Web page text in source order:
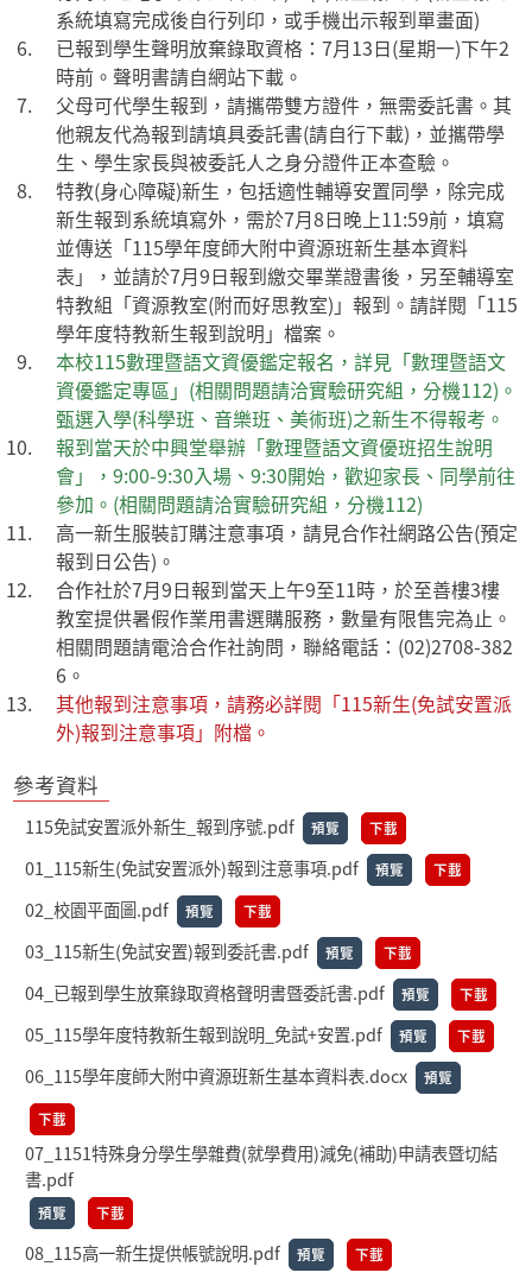
系統填寫完成後自行列印，或手機出示報到單畫面)
已報到學生聲明放棄錄取資格：7月13日(星期一)下午2
時前。聲明書請自網站下載。
父母可代學生報到，請攜帶雙方證件，無需委託書。其
他親友代為報到請填具委託書(請自行下載)，並攜帶學
生、學生家長與被委託人之身分證件正本查驗。
特教(身心障礙)新生，包括適性輔導安置同學，除完成
新生報到系統填寫外，需於7月8日晚上11:59前，填寫
並傳送「115學年度師大附中資源班新生基本資料
表」，並請於7月9日報到繳交畢業證書後，另至輔導室
特教組「資源教室(附而好思教室)」報到。請詳閱「115
學年度特教新生報到說明」檔案。
本校115數理暨語文資優鑑定報名，詳見「數理暨語文
資優鑑定專區」(相關問題請洽實驗研究組，分機112)。
甄選入學(科學班、音樂班、美術班)之新生不得報考。
報到當天於中興堂舉辦「數理暨語文資優班招生說明
會」，9:00-9:30入場、9:30開始，歡迎家長、同學前往
參加。(相關問題請洽實驗研究組，分機112)
高一新生服裝訂購注意事項，請見合作社網路公告(預定
報到日公告)。
合作社於7月9日報到當天上午9至11時，於至善樓3樓
教室提供暑假作業用書選購服務，數量有限售完為止。
相關問題請電洽合作社詢問，聯絡電話：(02)2708-382
6。
其他報到注意事項，請務必詳閱「115新生(免試安置派
外)報到注意事項」附檔。
參考資料
115免試安置派外新生_報到序號.pdf 預覽 下載
01_115新生(免試安置派外)報到注意事項.pdf 預覽 下載
02_校園平面圖.pdf 預覽 下載
03_115新生(免試安置)報到委託書.pdf 預覽 下載
04_已報到學生放棄錄取資格聲明書暨委託書.pdf 預覽 下載
05_115學年度特教新生報到說明_免試+安置.pdf 預覽 下載
06_115學年度師大附中資源班新生基本資料表.docx 預覽
下載
07_1151特殊身分學生學雜費(就學費用)減免(補助)申請表暨切結
書.pdf
預覽 下載
08_115高一新生提供帳號說明.pdf 預覽 下載